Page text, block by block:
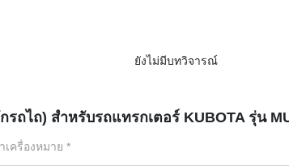
ยังไม่มีบทวิจารณ์
ไถ) สำหรับรถแทรกเตอร์ KUBOTA รุ่น
ครื่องหมาย *